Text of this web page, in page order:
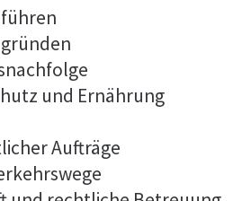
und Ernährung
Aufträge